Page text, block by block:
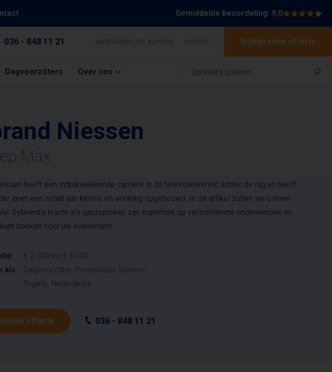
Gemiddelde beoordeling: 9,0
036 - 848 11 21 Vrijblijvende offerte
Dagvoorzitters Over ons
Niessen
Max
heeft een indrukwekkende carrière in de televisiewereld achter de rug en heeft
jaren een schat aan kennis en ervaring opgebouwd. In dit artikel zullen we u meer
Sybrand’s kracht als gastspreker, zijn expertise op verschillende onderwerpen en
boeken voor uw evenement.
€ 2.000 tot € 5.000
als:
Dagvoorzitter, Presentator, Spreker
offerte 036 - 848 11 21